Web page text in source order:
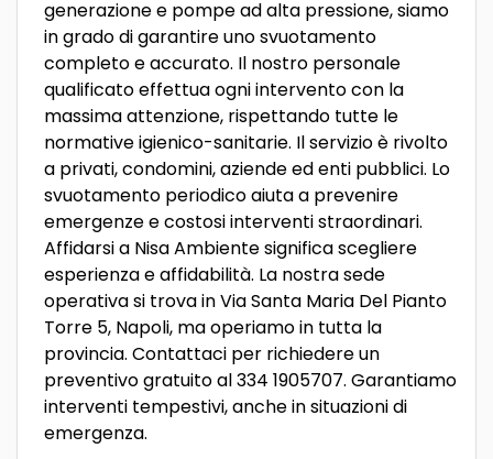
generazione e pompe ad alta pressione, siamo
in grado di garantire uno svuotamento
completo e accurato. Il nostro personale
qualificato effettua ogni intervento con la
massima attenzione, rispettando tutte le
normative igienico-sanitarie. Il servizio è rivolto
a privati, condomini, aziende ed enti pubblici. Lo
svuotamento periodico aiuta a prevenire
emergenze e costosi interventi straordinari.
Affidarsi a Nisa Ambiente significa scegliere
esperienza e affidabilità. La nostra sede
operativa si trova in Via Santa Maria Del Pianto
Torre 5, Napoli, ma operiamo in tutta la
provincia. Contattaci per richiedere un
preventivo gratuito al 334 1905707. Garantiamo
interventi tempestivi, anche in situazioni di
emergenza.